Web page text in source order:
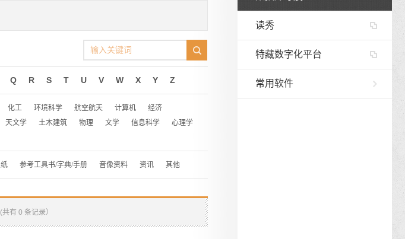
读秀
特藏数字化平台
常用软件
Q R S T U V W X Y Z
化工 环境科学 航空航天 计算机
经济
天文学 土木建筑 物理 文学 信息科学
心理学
参考工具书/字典/手册 音像资料 资讯 其他
(共有 0 条记录）